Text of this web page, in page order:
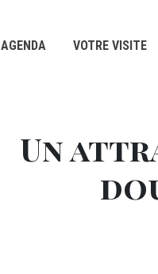
AGENDA VOTRE VISITE
Un